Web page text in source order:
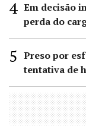
Em decisão
perda do
Preso por
tentativa de